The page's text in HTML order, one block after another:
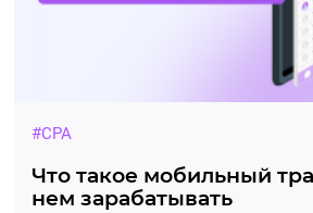
#CPA
Что такое мобильный
нем зарабатывать